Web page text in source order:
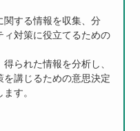
関する情報を収集、分
対策に役立てるための
られた情報を分析し、
講じるための意思決定
す。